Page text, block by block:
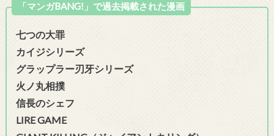
「マンガBANG!」で過去掲載された漫画
七つの大罪
カイジシリーズ
グラップラー刃牙シリーズ
火ノ丸相撲
信長のシェフ
LIRE GAME